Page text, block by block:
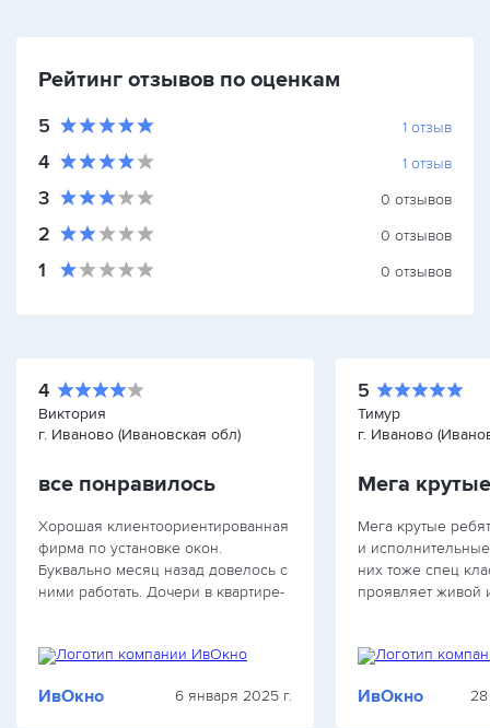
Рейтинг отзывов по оценкам
5 1 отзыв
4 1 отзыв
3 0 отзывов
2 0 отзывов
1 0 отзывов
4
Виктория
г. Иваново (Ивановская обл)
все понравилось
Хорошая клиентоориентированная
фирма по установке окон.
Буквально месяц назад довелось с
ними работать. Дочери в квартире-
балкон. Очень понравилась
Девушка…
ИвОкно 6 января 2025 г.
5
Тимур
г. Иваново
Мега
Мега крутые
и
них тоже спец
проявляет живой
стилю окон.
ИвОкно 28